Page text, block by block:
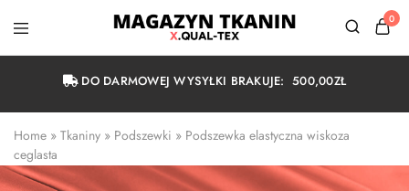
Magazyn
Warszawa
0
DO DARMOWEJ WYSYŁKI BRAKUJE:500,00ZŁ
Home » Tkaniny » Podszewki » Podszewka elastyczna wiskoza
ceglasta